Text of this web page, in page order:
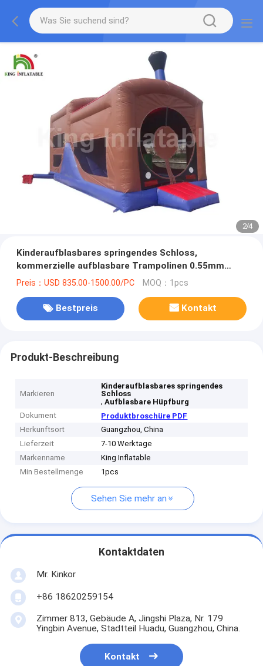
2/4
Kinderaufblasbares springendes Schloss,
kommerzielle aufblasbare Trampolinen 0.55mm
PVCs
Preis：USD 835.00-1500.00/PC MOQ：1pcs
Bestpreis Kontakt
Produkt-Beschreibung
Markieren
Kinderaufblasbares springendes
Schloss
,Aufblasbare Hüpfburg
Dokument
Produktbroschüre PDF
Herkunftsort
Guangzhou, China
Lieferzeit
7-10 Werktage
Markenname
King Inflatable
Min Bestellmenge
1pcs
Sehen Sie mehr an
Kontaktdaten
Mr. Kinkor
+86 18620259154
Zimmer 813, Gebäude A, Jingshi Plaza, Nr. 179
Yingbin Avenue, Stadtteil Huadu, Guangzhou, China.
Kontakt